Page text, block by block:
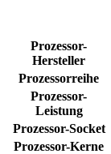
Prozessor-
Hersteller
Prozessorreihe
Prozessor-
Leistung
Prozessor-Socket
Prozessor-Kerne